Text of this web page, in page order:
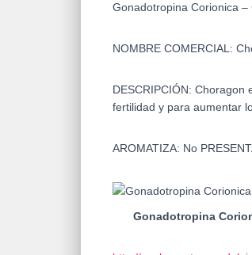
Gonadotropina Corionica –
NOMBRE COMERCIAL:
DESCRIPCIÓN: Choragon
fertilidad y para aumentar
AROMATIZA: No
Gonadotropina